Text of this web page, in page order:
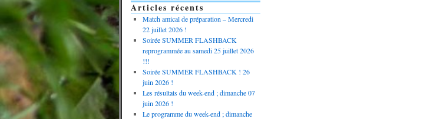
Articles récents
Match amical de préparation – Mercredi
22 juillet 2026 !
Soirée SUMMER FLASHBACK
reprogrammée au samedi 25 juillet 2026
!!!
Soirée SUMMER FLASHBACK ! 26
juin 2026 !
Les résultats du week-end ; dimanche 07
juin 2026 !
Le programme du week-end ; dimanche